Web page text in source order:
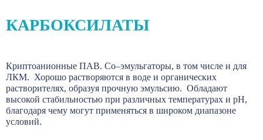
КАРБОКСИЛАТЫ
Криптоанионные ПАВ. Со–эмульгаторы, в том числе и для
ЛКМ. Хорошо растворяются в воде и органических
растворителях, образуя прочную эмульсию. Обладают
высокой стабильностью при различных температурах и pH,
благодаря чему могут применяться в широком диапазоне
условий.